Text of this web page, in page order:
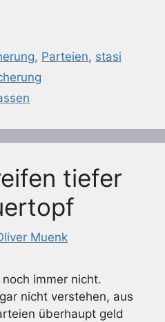
, Parteien, stasi
tiefer
Muenk
immer nicht.
nicht verstehen, aus
überhaupt geld